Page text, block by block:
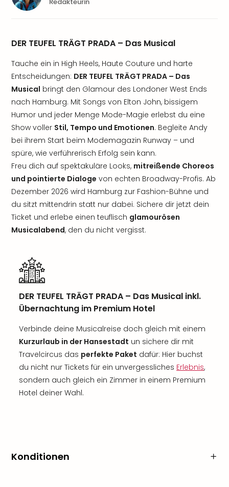
DER TEUFEL TRÄGT PRADA – Das Musical
Tauche ein in High Heels, Haute Couture und harte
Entscheidungen: DER TEUFEL TRÄGT PRADA – Das
Musical bringt den Glamour des Londoner West Ends
nach Hamburg. Mit Songs von Elton John, bissigem
Humor und jeder Menge Mode-Magie erlebst du eine
Show voller Stil, Tempo und Emotionen. Begleite Andy
bei ihrem Start beim Modemagazin Runway – und
spüre, wie verführerisch Erfolg sein kann.
Freu dich auf spektakuläre Looks, mitreißende Choreos
und pointierte Dialoge von echten Broadway-Profis. Ab
Dezember 2026 wird Hamburg zur Fashion-Bühne und
du sitzt mittendrin statt nur dabei. Sichere dir jetzt dein
Ticket und erlebe einen teuflisch glamourösen
Musicalabend, den du nicht vergisst.
DER TEUFEL TRÄGT PRADA – Das Musical inkl.
Übernachtung im Premium Hotel
Verbinde deine Musicalreise doch gleich mit einem
Kurzurlaub in der Hansestadt un sichere dir mit
Travelcircus das perfekte Paket dafür: Hier buchst
du nicht nur Tickets für ein unvergessliches Erlebnis,
sondern auch gleich ein Zimmer in einem Premium
Hotel deiner Wahl.
Konditionen